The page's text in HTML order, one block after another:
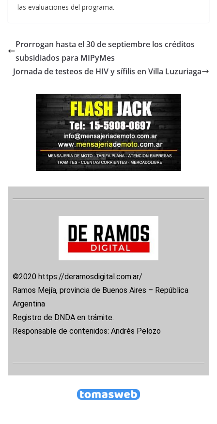
las evaluaciones del programa.
Prorrogan hasta el 30 de septiembre los créditos
subsidiados para MIPyMes
Jornada de testeos de HIV y sífilis en Villa Luzuriaga
©2020 https://deramosdigital.com.ar/
Ramos Mejía, provincia de Buenos Aires – República
Argentina
Registro de DNDA en trámite.
Responsable de contenidos: Andrés Pelozo